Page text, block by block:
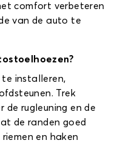
comfort verbeteren
van de auto te
installeren,
Trek
de rugleuning en de
de randen goed
en haken